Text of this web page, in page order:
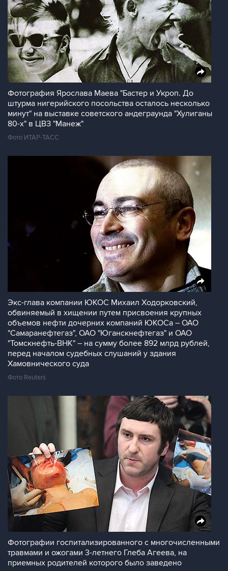
Фотография Ярослава Маева "Бастер и Укроп. До
штурма нигерийского посольства осталось несколько
минут" на выставке советского андеграунда "Хулиганы
80-х" в ЦВЗ "Манеж"
Фото ИТАР-ТАСС
Экс-глава компании ЮКОС Михаил Ходорковский,
обвиняемый в хищении путем присвоения крупных
объемов нефти дочерних компаний ЮКОСа – ОАО
"Самаранефтегаз", ОАО "Юганскнефтегаз" и ОАО
"Томскнефть-ВНК" – на сумму более 892 млрд рублей,
перед началом судебных слушаний у здания
Хамовнического суда
Фото Reuters
Фотографии госпитализированного с многочисленными
травмами и ожогами 3-летнего Глеба Агеева, на
приемных родителей которого было заведено